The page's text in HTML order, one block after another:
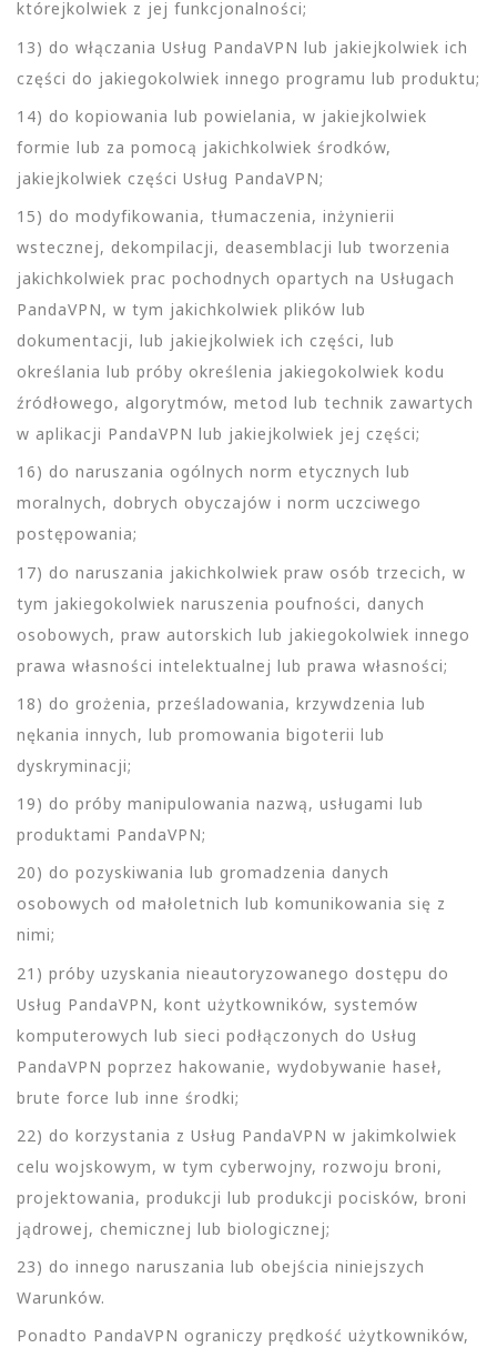
którejkolwiek z jej funkcjonalności;
13) do włączania Usług PandaVPN lub jakiejkolwiek ich
części do jakiegokolwiek innego programu lub produktu;
14) do kopiowania lub powielania, w jakiejkolwiek
formie lub za pomocą jakichkolwiek środków,
jakiejkolwiek części Usług PandaVPN;
15) do modyfikowania, tłumaczenia, inżynierii
wstecznej, dekompilacji, deasemblacji lub tworzenia
jakichkolwiek prac pochodnych opartych na Usługach
PandaVPN, w tym jakichkolwiek plików lub
dokumentacji, lub jakiejkolwiek ich części, lub
określania lub próby określenia jakiegokolwiek kodu
źródłowego, algorytmów, metod lub technik zawartych
w aplikacji PandaVPN lub jakiejkolwiek jej części;
16) do naruszania ogólnych norm etycznych lub
moralnych, dobrych obyczajów i norm uczciwego
postępowania;
17) do naruszania jakichkolwiek praw osób trzecich, w
tym jakiegokolwiek naruszenia poufności, danych
osobowych, praw autorskich lub jakiegokolwiek innego
prawa własności intelektualnej lub prawa własności;
18) do grożenia, prześladowania, krzywdzenia lub
nękania innych, lub promowania bigoterii lub
dyskryminacji;
19) do próby manipulowania nazwą, usługami lub
produktami PandaVPN;
20) do pozyskiwania lub gromadzenia danych
osobowych od małoletnich lub komunikowania się z
nimi;
21) próby uzyskania nieautoryzowanego dostępu do
Usług PandaVPN, kont użytkowników, systemów
komputerowych lub sieci podłączonych do Usług
PandaVPN poprzez hakowanie, wydobywanie haseł,
brute force lub inne środki;
22) do korzystania z Usług PandaVPN w jakimkolwiek
celu wojskowym, w tym cyberwojny, rozwoju broni,
projektowania, produkcji lub produkcji pocisków, broni
jądrowej, chemicznej lub biologicznej;
23) do innego naruszania lub obejścia niniejszych
Warunków.
Ponadto PandaVPN ograniczy prędkość użytkowników,